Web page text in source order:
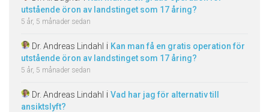
utstående öron av landstinget som 17 åring?
5 år, 5 månader sedan
Dr. Andreas Lindahl i Kan man få en gratis operation för
utstående öron av landstinget som 17 åring?
5 år, 5 månader sedan
Dr. Andreas Lindahl i Vad har jag för alternativ till
ansiktslyft?